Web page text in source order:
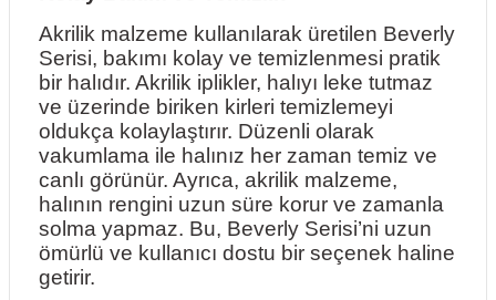
Akrilik malzeme kullanılarak üretilen Beverly
Serisi, bakımı kolay ve temizlenmesi pratik
bir halıdır. Akrilik iplikler, halıyı leke tutmaz
ve üzerinde biriken kirleri temizlemeyi
oldukça kolaylaştırır. Düzenli olarak
vakumlama ile halınız her zaman temiz ve
canlı görünür. Ayrıca, akrilik malzeme,
halının rengini uzun süre korur ve zamanla
solma yapmaz. Bu, Beverly Serisi’ni uzun
ömürlü ve kullanıcı dostu bir seçenek haline
getirir.